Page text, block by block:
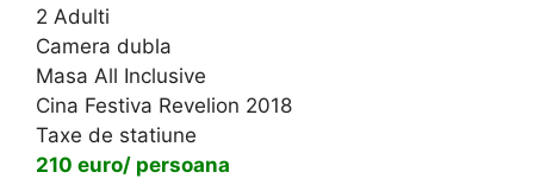
2 Adulti
Camera dubla
Masa All Inclusive
Cina Festiva Revelion 2018
Taxe de statiune
210 euro/ persoana